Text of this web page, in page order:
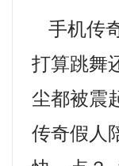
手机传
打算跳舞
尘都被震
传奇假人